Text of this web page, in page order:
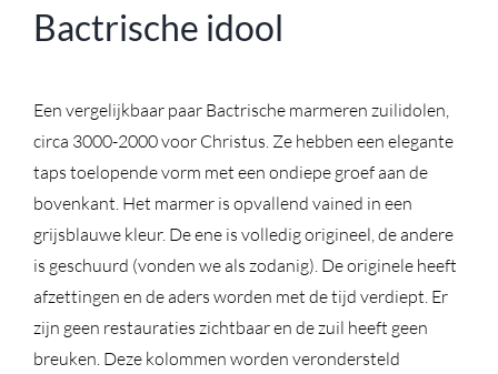
Bactrische idool
Een vergelijkbaar paar Bactrische marmeren zuilidolen,
circa 3000-2000 voor Christus. Ze hebben een elegante
taps toelopende vorm met een ondiepe groef aan de
bovenkant. Het marmer is opvallend vained in een
grijsblauwe kleur. De ene is volledig origineel, de andere
is geschuurd (vonden we als zodanig). De originele heeft
afzettingen en de aders worden met de tijd verdiept. Er
zijn geen restauraties zichtbaar en de zuil heeft geen
breuken. Deze kolommen worden verondersteld